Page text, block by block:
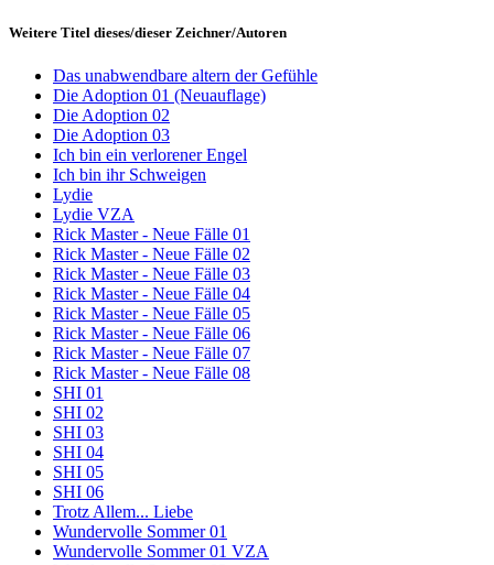
Weitere Titel dieses/dieser Zeichner/Autoren
Das unabwendbare altern der Gefühle
Die Adoption 01 (Neuauflage)
Die Adoption 02
Die Adoption 03
Ich bin ein verlorener Engel
Ich bin ihr Schweigen
Lydie
Lydie VZA
Rick Master - Neue Fälle 01
Rick Master - Neue Fälle 02
Rick Master - Neue Fälle 03
Rick Master - Neue Fälle 04
Rick Master - Neue Fälle 05
Rick Master - Neue Fälle 06
Rick Master - Neue Fälle 07
Rick Master - Neue Fälle 08
SHI 01
SHI 02
SHI 03
SHI 04
SHI 05
SHI 06
Trotz Allem... Liebe
Wundervolle Sommer 01
Wundervolle Sommer 01 VZA